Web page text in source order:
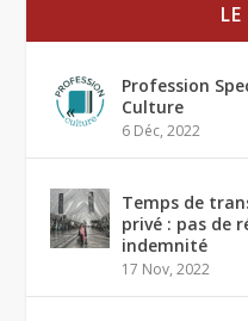
Profession
Culture
6 Déc, 2022
Temps de
privé : pas de
indemnité
17 Nov, 2022